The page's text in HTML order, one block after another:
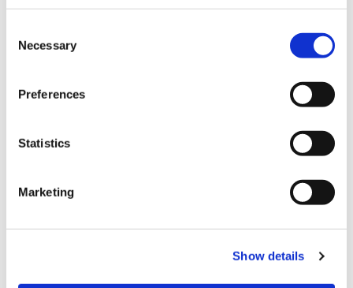
Selection
Necessary
Preferences
Statistics
Marketing
Show details
調査結果は下記よりご覧ください。